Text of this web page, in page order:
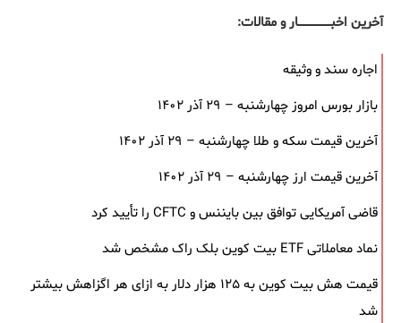
آخرین اخبــــــــــــــــــار و مقالات:
اجاره سند و وثیقه
بازار بورس امروز چهارشنبه – ۲۹ آذر ۱۴۰۲
آخرین قیمت سکه و طلا چهارشنبه – ۲۹ آذر ۱۴۰۲
آخرین قیمت ارز چهارشنبه – ۲۹ آذر ۱۴۰۲
قاضی آمریکایی توافق بین بایننس و CFTC را تأیید کرد
نماد معاملاتی ETF بیت کوین بلک ‌راک مشخص شد
قیمت هش بیت کوین به ۱۲۵ هزار دلار به‌ ازای هر اگزاهش بیشتر
شد